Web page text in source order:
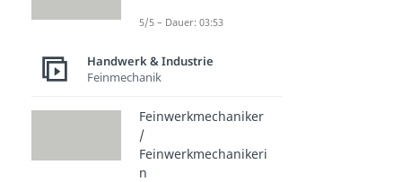
5/5 – Dauer: 03:53
Handwerk & Industrie
Feinmechanik
Feinwerkmechaniker
/
Feinwerkmechanikeri
n